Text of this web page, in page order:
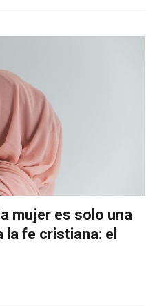
mujer es solo una
la fe cristiana: el